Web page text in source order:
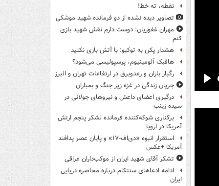
نقطه، ته خط!
تصاویر دیده‌ نشده از دو فرمانده شهید موشکی
مهران غفوریان: دوست دارم نقش شهید بازی
کنم
هشدار پکن به توکیو: با آتش بازی نکنید
هافبک آلومینیوم، پرسپولیسی می‌شود؟
رگبار باران و رعدوبرق در ارتفاعات تهران و البرز
جریان زندگی در غزه زیر جنگ و بمباران
درگیری اعضای داعش و نیروهای جولانی در
سیده زینب
برکناری شوکه‌کننده فرمانده لشکر پنجم ارتش
آمریکا در اروپا
استقرار انبوه «دی‌اف‑۱۷» و پایان عصر پدافند
آمریکا +عکس
تشکر آقای شهید ایران از موکب‌داران عراقی
ادامه ادعاهای سنتکام درباره محاصره دریایی
ایران